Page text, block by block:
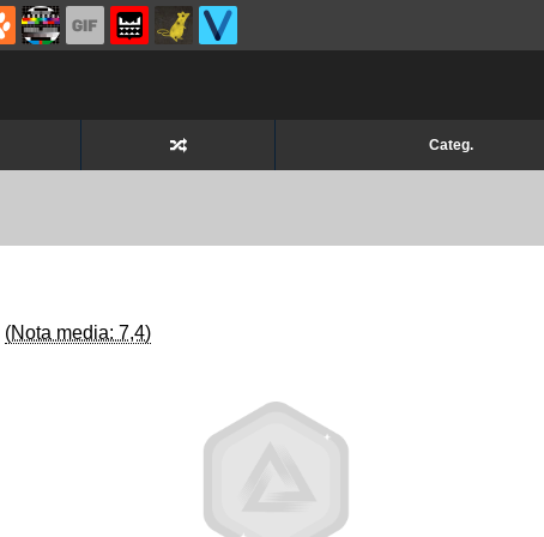
Categ.
(Nota media: 7,4)